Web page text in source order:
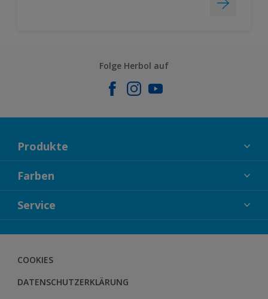
Folge Herbol auf
Produkte
FASSADENFARBEN
INNENFARBEN
LACKE
BODENSYSTEM
Farben
KOLLEKTIONEN
FARBTRENDS
FARBBERATUNG
Service
HERBOL NACHRICHTEN
HERBOL WERBEMITTELSHOP
COOKIES
DATENSCHUTZERKLÄRUNG